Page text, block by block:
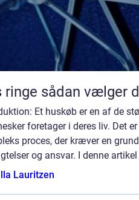
Vvs ringe sådan
Et huskøb er en af de
foretager i deres liv. Det
proces, der kræver en
og ansvar. I denne artikel
Lauritzen